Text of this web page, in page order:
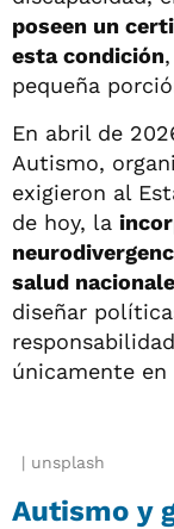
poseen un
esta condición
pequeña
En abril de
Autismo,
exigieron al
de hoy, la
salud
diseñar
únicamente
unsplash
Autismo y